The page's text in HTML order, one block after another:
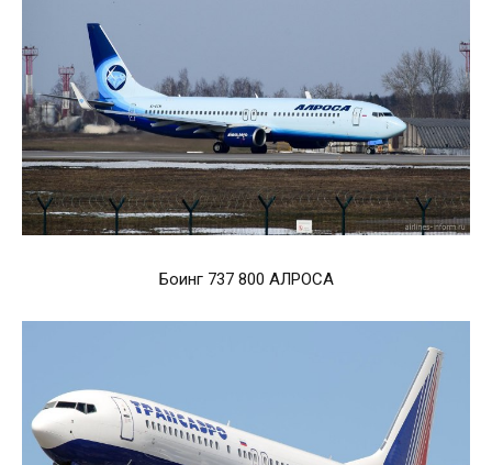
Боинг 737 800 АЛРОСА